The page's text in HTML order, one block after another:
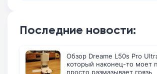
Последние новости:
Обзор Dreame L50s Pro
который наконец-то моет
просто размазывает грязь